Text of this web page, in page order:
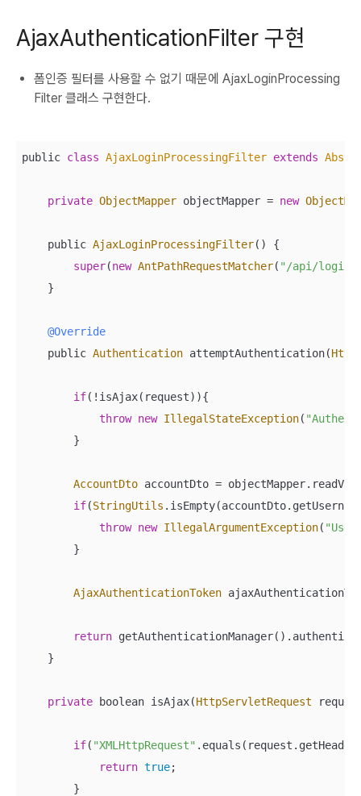
AjaxAuthenticationFilter 구현
폼인증 필터를 사용할 수 없기 때문에 AjaxLoginProcessing
Filter 클래스 구현한다.
public class AjaxLoginProcessingFilter extends
private ObjectMapper objectMapper = new
    public
AjaxLoginProcessingFilter() {
super(new AntPathRequestMatcher( "/api/login"
    }
@Override
    public
Authentication attemptAuthentication(
if(!isAjax(request)){
throw new IllegalStateException(
        }
AccountDto accountDto =
if(StringUtils
throw new IllegalArgumentException(
        }
AjaxAuthenticationToken
return
    }
private boolean isAjax(HttpServletRequest
if( "XMLHttpRequest"
return true;
        }